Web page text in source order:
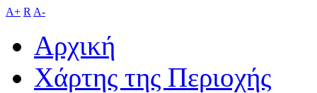
A+ R A-
Αρχική
Χάρτης της Περιοχής